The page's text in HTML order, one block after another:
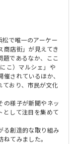
で唯一のアーケー
商店街」が見えてき
題であるなか、ここ
こ）マルシェ」や
されているほか、
おり、市民が文化
の様子が新聞やネッ
として注目を集めて
る創造的な取り組み
てみました。